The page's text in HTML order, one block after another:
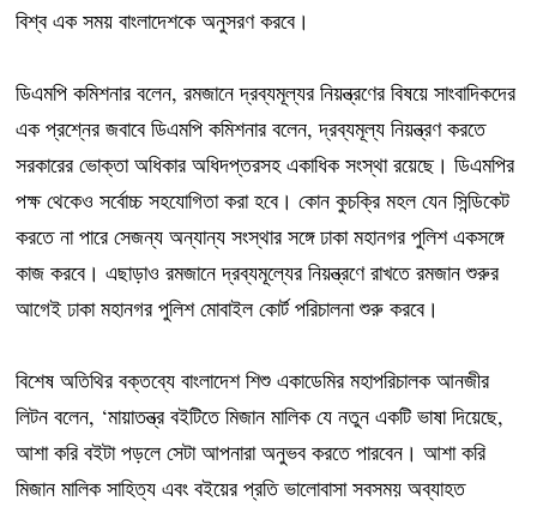
বিশ্ব এক সময় বাংলাদেশকে অনুসরণ করবে।
ডিএমপি কমিশনার বলেন, রমজানে দ্রব্যমূল্যর নিয়ন্ত্রণের বিষয়ে সাংবাদিকদের
এক প্রশ্নের জবাবে ডিএমপি কমিশনার বলেন, দ্রব্যমূল্য নিয়ন্ত্রণ করতে
সরকারের ভোক্তা অধিকার অধিদপ্তরসহ একাধিক সংস্থা রয়েছে। ডিএমপির
পক্ষ থেকেও সর্বোচ্চ সহযোগিতা করা হবে। কোন কুচক্রি মহল যেন সিন্ডিকেট
করতে না পারে সেজন্য অন্যান্য সংস্থার সঙ্গে ঢাকা মহানগর পুলিশ একসঙ্গে
কাজ করবে। এছাড়াও রমজানে দ্রব্যমূল্যের নিয়ন্ত্রণে রাখতে রমজান শুরুর
আগেই ঢাকা মহানগর পুলিশ মোবাইল কোর্ট পরিচালনা শুরু করবে।
বিশেষ অতিথির বক্তব্যে বাংলাদেশ শিশু একাডেমির মহাপরিচালক আনজীর
লিটন বলেন, ‘মায়াতন্ত্র বইটিতে মিজান মালিক যে নতুন একটি ভাষা দিয়েছে,
আশা করি বইটা পড়লে সেটা আপনারা অনুভব করতে পারবেন। আশা করি
মিজান মালিক সাহিত্য এবং বইয়ের প্রতি ভালোবাসা সবসময় অব্যাহত